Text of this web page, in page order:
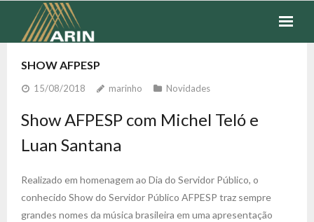
SEGUROS
FINANCEIROS
COTAÇÃO
SHOW AFPESP
15/08/2018 marinho Novidades
Show AFPESP com Michel Teló e
Luan Santana
Realizado em homenagem ao Dia do Servidor Público, o
conhecido Show do Servidor Público AFPESP traz sempre
grandes nomes da música brasileira em uma apresentação